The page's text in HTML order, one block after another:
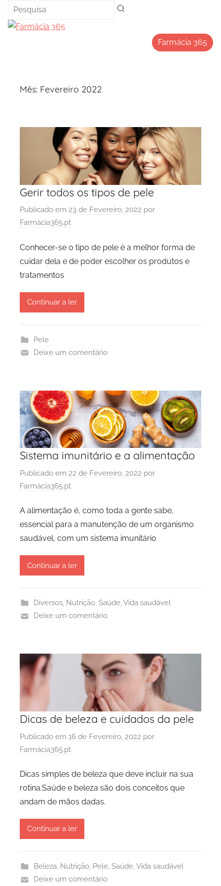
Saltar
para
Farmácia 365
Mês: Fevereiro 2022
Gerir todos os tipos de pele
Publicado em 23 de Fevereiro, 2022 por
Farmácia365.pt
Conhecer-se o tipo de pele é a melhor forma de
cuidar dela e de poder escolher os produtos e
tratamentos
Continuar a ler
Pele
Deixe um comentário
Sistema imunitário e a alimentação
Publicado em 22 de Fevereiro, 2022 por
Farmácia365.pt
A alimentação é, como toda a gente sabe,
essencial para a manutenção de um organismo
saudável, com um sistema imunitário
Continuar a ler
Diversos, Nutrição, Saúde,Vida saudável
Deixe um comentário
Dicas de beleza e cuidados da pele
Publicado em 16 de Fevereiro, 2022 por
Farmácia365.pt
Dicas simples de beleza que deve incluir na sua
rotina.Saúde e beleza são dois conceitos que
andam de mãos dadas.
Continuar a ler
Beleza, Nutrição, Pele, Saúde,Vida saudável
Deixe um comentário